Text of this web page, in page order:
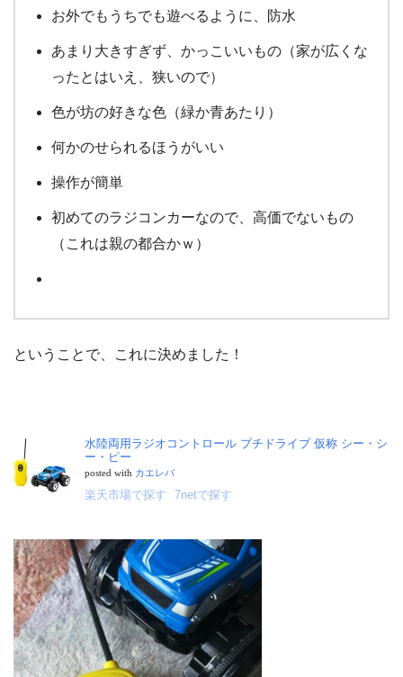
お外でもうちでも遊べるように、防水
あまり大きすぎず、かっこいいもの（家が広くな
ったとはいえ、狭いので）
色が坊の好きな色（緑か青あたり）
何かのせられるほうがいい
操作が簡単
初めてのラジコンカーなので、高価でないもの
（これは親の都合かｗ）
ということで、これに決めました！
水陸両用ラジオコントロール プチドライブ 仮称 シー・シ
ー・ピー
posted with カエレバ
楽天市場で探す 7netで探す